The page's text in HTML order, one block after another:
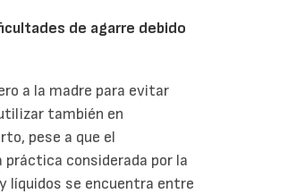
de agarre debido
a la madre para evitar
también en
pese a que el
considerada por la
líquidos se encuentra entre